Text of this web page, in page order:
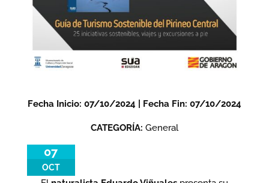
Fecha Inicio: 07/10/2024 | Fecha Fin: 07/10/2024
CATEGORÍA: General
07
OCT